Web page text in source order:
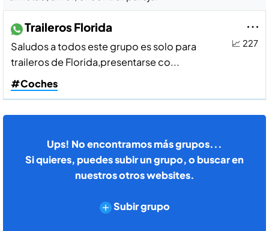
📈 227
Traileros Florida
Saludos a todos este grupo es solo para
traileros de Florida,presentarse co...
#Coches
Ups! No encontramos más grupos...
Si quieres, puedes subir un grupo, o buscar en
nuestros otros websites.
Subir grupo